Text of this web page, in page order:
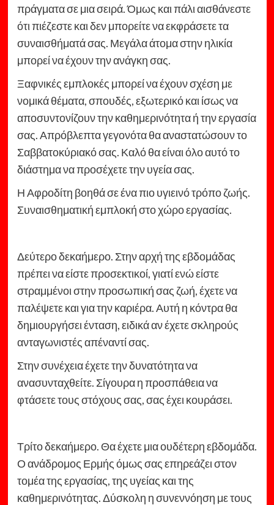
πράγματα σε μια σειρά. Όμως και πάλι αισθάνεστε
ότι πιέζεστε και δεν μπορείτε να εκφράσετε τα
συναισθήματά σας. Μεγάλα άτομα στην ηλικία
μπορεί να έχουν την ανάγκη σας.
Ξαφνικές εμπλοκές μπορεί να έχουν σχέση με
νομικά θέματα, σπουδές, εξωτερικό και ίσως να
αποσυντονίζουν την καθημερινότητα ή την εργασία
σας. Απρόβλεπτα γεγονότα θα αναστατώσουν το
Σαββατοκύριακό σας. Καλό θα είναι όλο αυτό το
διάστημα να προσέχετε την υγεία σας.
Η Αφροδίτη βοηθά σε ένα πιο υγιεινό τρόπο ζωής.
Συναισθηματική εμπλοκή στο χώρο εργασίας.
Δεύτερο δεκαήμερο. Στην αρχή της εβδομάδας
πρέπει να είστε προσεκτικοί, γιατί ενώ είστε
στραμμένοι στην προσωπική σας ζωή, έχετε να
παλέψετε και για την καριέρα. Αυτή η κόντρα θα
δημιουργήσει ένταση, ειδικά αν έχετε σκληρούς
ανταγωνιστές απέναντί σας.
Στην συνέχεια έχετε την δυνατότητα να
ανασυνταχθείτε. Σίγουρα η προσπάθεια να
φτάσετε τους στόχους σας, σας έχει κουράσει.
Τρίτο δεκαήμερο. Θα έχετε μια ουδέτερη εβδομάδα.
Ο ανάδρομος Ερμής όμως σας επηρεάζει στον
τομέα της εργασίας, της υγείας και της
καθημερινότητας. Δύσκολη η συνεννόηση με τους